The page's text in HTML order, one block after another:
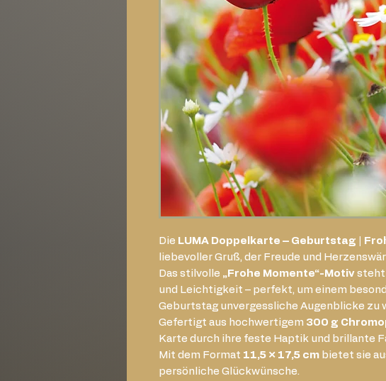
Die LUMA Doppelkarte – Geburtstag |
liebevoller Gruß, der Freude und
Das stilvolle „Frohe Momente“-Motiv steht
und Leichtigkeit – perfekt, um einem
Geburtstag unvergessliche Augenblicke zu
Gefertigt aus hochwertigem 300 g
Karte durch ihre feste Haptik und brillante
Mit dem Format 11,5 × 17,5 cm bietet sie
persönliche Glückwünsche.